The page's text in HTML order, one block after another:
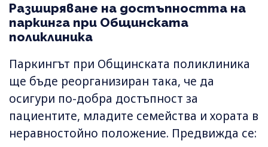
Разширяване на достъпността на
паркинга при Общинската
поликлиника
Паркингът при Общинската поликлиника
ще бъде реорганизиран така, че да
осигури по-добра достъпност за
пациентите, младите семейства и хората в
неравностойно положение. Предвижда се: